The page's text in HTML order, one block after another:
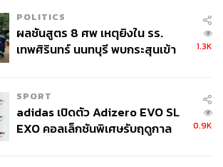
POLITICS
ผลชันสูตร 8 ศพ เหตุยิงใน รร.
เทพศิรินทร์ นนทบุรี พบกระสุนเข้า
1.3K
SPORT
adidas เปิดตัว Adizero EVO SL
EXO คอลเล็กชันพิเศษรับฤดูกาล
0.9K